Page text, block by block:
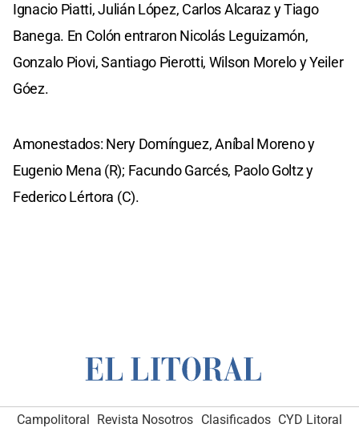
Ignacio Piatti, Julián López, Carlos Alcaraz y Tiago
Banega. En Colón entraron Nicolás Leguizamón,
Gonzalo Piovi, Santiago Pierotti, Wilson Morelo y Yeiler
Góez.
Amonestados: Nery Domínguez, Aníbal Moreno y
Eugenio Mena (R); Facundo Garcés, Paolo Goltz y
Federico Lértora (C).
Campolitoral Revista Nosotros Clasificados CYD Litoral